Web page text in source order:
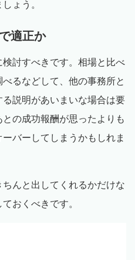
ょう。
適正か
討すべきです。相場と比べ
るなどして、他の事務所と
説明があいまいな場合は要
の成功報酬が思ったよりも
バーしてしまうかもしれま
んと出してくれるかだけな
おくべきです。